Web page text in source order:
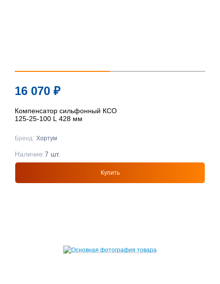
16 070 ₽
Компенсатор сильфонный КСО
125-25-100 L 428 мм
Бренд: Хортум
Купить
Наличие:7 шт.